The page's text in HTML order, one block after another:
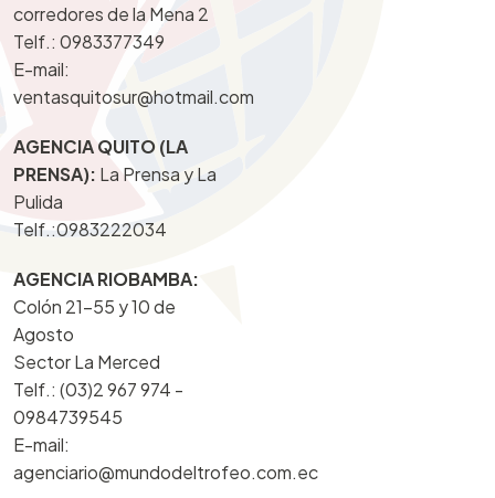
corredores de la Mena 2
Telf.: 0983377349
E-mail:
ventasquitosur@hotmail.com
AGENCIA QUITO (LA
PRENSA): La Prensa y La
Pulida
Telf.:0983222034
AGENCIA RIOBAMBA:
Colón 21-55 y 10 de
Agosto
Sector La Merced
Telf.: (03)2 967 974 -
0984739545
E-mail:
agenciario@mundodeltrofeo.com.ec